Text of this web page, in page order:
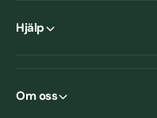
Hjälp
Om oss